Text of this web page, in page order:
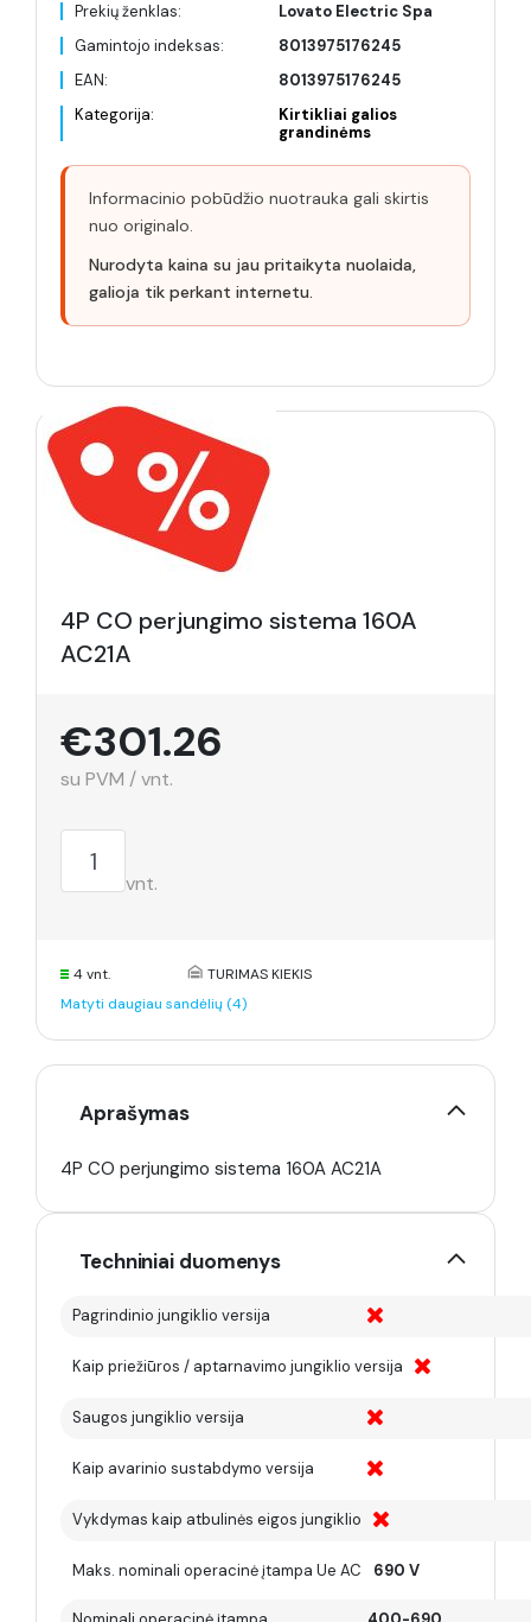
Prekių ženklas:
Lovato Electric Spa
Gamintojo indeksas:
8013975176245
EAN:
8013975176245
Kategorija:
Kirtikliai galios
grandinėms
Informacinio pobūdžio nuotrauka gali skirtis
nuo originalo.
Nurodyta kaina su jau pritaikyta nuolaida,
galioja tik perkant internetu.
4P CO perjungimo sistema 160A
AC21A
€301.26
su PVM / vnt.
vnt.
4 vnt.
TURIMAS KIEKIS
Matyti daugiau sandėlių (4)
Aprašymas
4P CO perjungimo sistema 160A AC21A
Techniniai duomenys
Pagrindinio jungiklio versija
Kaip priežiūros / aptarnavimo jungiklio versija
Saugos jungiklio versija
Kaip avarinio sustabdymo versija
Vykdymas kaip atbulinės eigos jungiklio
Maks. nominali operacinė įtampa Ue AC 690 V